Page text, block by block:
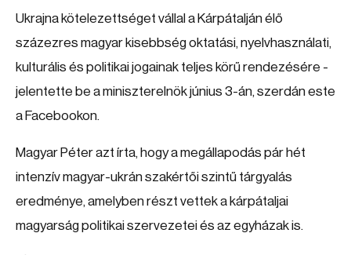
Ukrajna kötelezettséget vállal a Kárpátalján élő
százezres magyar kisebbség oktatási, nyelvhasználati,
kulturális és politikai jogainak teljes körű rendezésére -
jelentette be a miniszterelnök június 3-án, szerdán este
a Facebookon.
Magyar Péter azt írta, hogy a megállapodás pár hét
intenzív magyar-ukrán szakértői szintű tárgyalás
eredménye, amelyben részt vettek a kárpátaljai
magyarság politikai szervezetei és az egyházak is.